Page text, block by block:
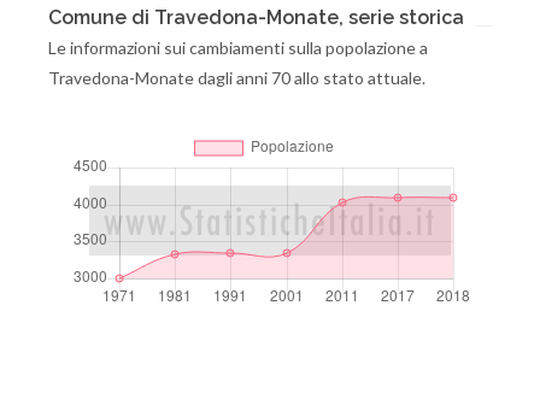
Comune di Travedona-Monate, serie storica
Le informazioni sui cambiamenti sulla popolazione a
Travedona-Monate dagli anni 70 allo stato attuale.